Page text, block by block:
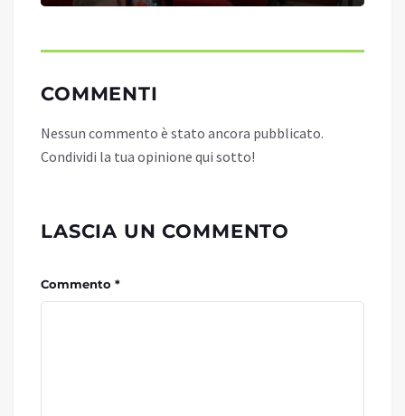
COMMENTI
Nessun commento è stato ancora pubblicato.
Condividi la tua opinione qui sotto!
LASCIA UN COMMENTO
Commento *